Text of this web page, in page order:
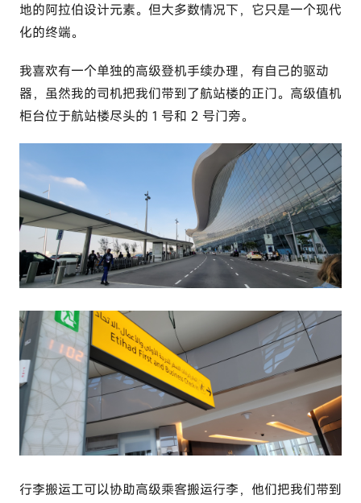
地的阿拉伯设计元素。但大多数情况下，它只是一个现代
化的终端。
我喜欢有一个单独的高级登机手续办理，有自己的驱动
器，虽然我的司机把我们带到了航站楼的正门。高级值机
柜台位于航站楼尽头的 1 号和 2 号门旁。
行李搬运工可以协助高级乘客搬运行李，他们把我们带到